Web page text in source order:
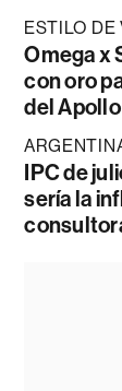
ESTILO DE
Omega x
con oro
del Apollo
IPC de
sería la